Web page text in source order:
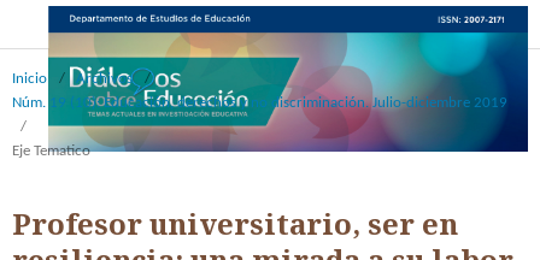
Inicio / Archivos
/
Núm. 19 (10): Educación, derechos y no discriminación. Julio-diciembre 2019
/
Eje Tematico
Profesor universitario, ser en